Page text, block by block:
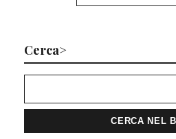
Cerca>